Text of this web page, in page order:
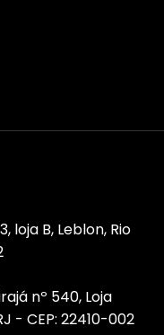
loja B, Leblon, Rio
nº 540, Loja
- CEP: 22410-002